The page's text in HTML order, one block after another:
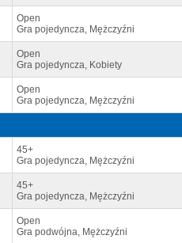
Open
Gra pojedyncza, Mężczyźni
Open
Gra pojedyncza, Kobiety
Open
Gra pojedyncza, Mężczyźni
45+
Gra pojedyncza, Mężczyźni
45+
Gra pojedyncza, Mężczyźni
Open
Gra podwójna, Mężczyźni